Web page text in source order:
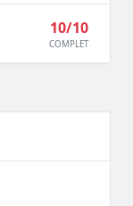
10/10
COMPLET